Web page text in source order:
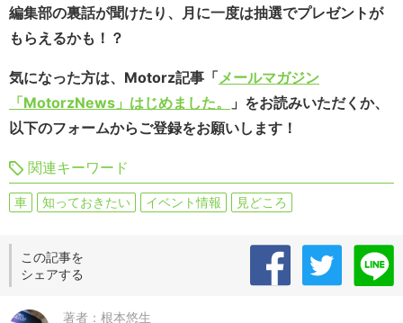
編集部の裏話が聞けたり、月に一度は抽選でプレゼントが
もらえるかも！？
気になった方は、Motorz記事「メールマガジン
「MotorzNews」はじめました。
」をお読みいただくか、
以下のフォームからご登録をお願いします！
関連キーワード
車 知っておきたい イベント情報 見どころ
この記事を
シェアする
著者：根本悠生